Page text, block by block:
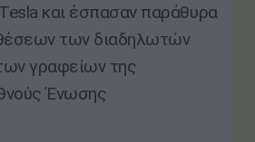
και έσπασαν παράθυρα
των διαδηλωτών
γραφείων της
Ένωσης